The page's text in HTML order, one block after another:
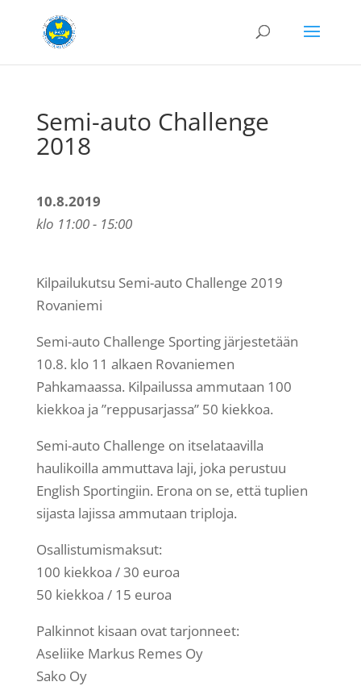
Semi-auto Challenge
2018
10.8.2019
klo 11:00 - 15:00
Kilpailukutsu Semi-auto Challenge 2019
Rovaniemi
Semi-auto Challenge Sporting järjestetään
10.8. klo 11 alkaen Rovaniemen
Pahkamaassa. Kilpailussa ammutaan 100
kiekkoa ja ”reppusarjassa” 50 kiekkoa.
Semi-auto Challenge on itselataavilla
haulikoilla ammuttava laji, joka perustuu
English Sportingiin. Erona on se, että tuplien
sijasta lajissa ammutaan triploja.
Osallistumismaksut:
100 kiekkoa / 30 euroa
50 kiekkoa / 15 euroa
Palkinnot kisaan ovat tarjonneet:
Aseliike Markus Remes Oy
Sako Oy